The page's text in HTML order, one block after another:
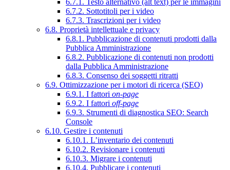
6.7.2. Sottotitoli per i video
6.7.3. Trascrizioni per i video
6.8. Proprietà intellettuale e privacy
6.8.1. Pubblicazione di contenuti prodotti dalla
Pubblica Amministrazione
6.8.2. Pubblicazione di contenuti non prodotti
dalla Pubblica Amministrazione
6.8.3. Consenso dei soggetti ritratti
6.9. Ottimizzazione per i motori di ricerca (SEO)
6.9.1. I fattori on-page
6.9.2. I fattori off-page
6.9.3. Strumenti di diagnostica SEO: Search
Console
6.10. Gestire i contenuti
6.10.1. L’inventario dei contenuti
6.10.2. Revisionare i contenuti
6.10.3. Migrare i contenuti
6.10.4. Pubblicare i contenuti